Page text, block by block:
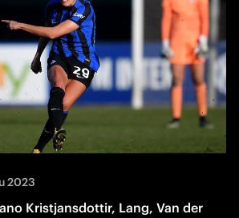
2023
Kristjansdottir, Lang, Van der